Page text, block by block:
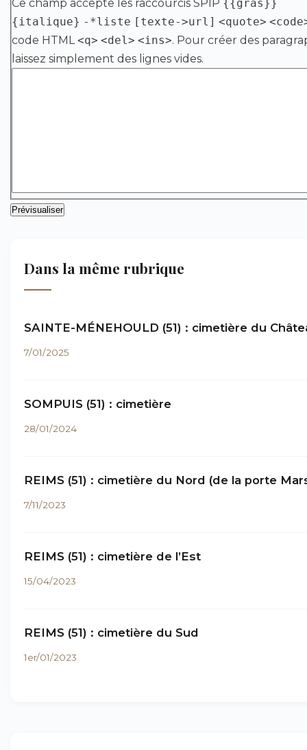
Ce champ accepte les raccourcis SPIP {{gras}}
{italique} -*liste [texte->url] <quote>
code HTML<q> <del> <ins>. Pour créer des
laissez simplement des lignes vides.
Dans la même rubrique
SAINTE-MÉNEHOULD (51) : cimetière du
7/01/2025
SOMPUIS (51) : cimetière
28/01/2024
REIMS (51) : cimetière du Nord (de la porte
7/11/2023
REIMS (51) : cimetière de l’Est
15/04/2023
REIMS (51) : cimetière du Sud
1er/01/2023